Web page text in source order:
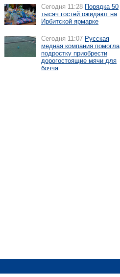
Сегодня 11:28 Порядка 50
тысяч гостей ожидают на
Ирбитской ярмарке
Сегодня 11:07 Русская
медная компания помогла
подростку приобрести
дорогостоящие мячи для
бочча